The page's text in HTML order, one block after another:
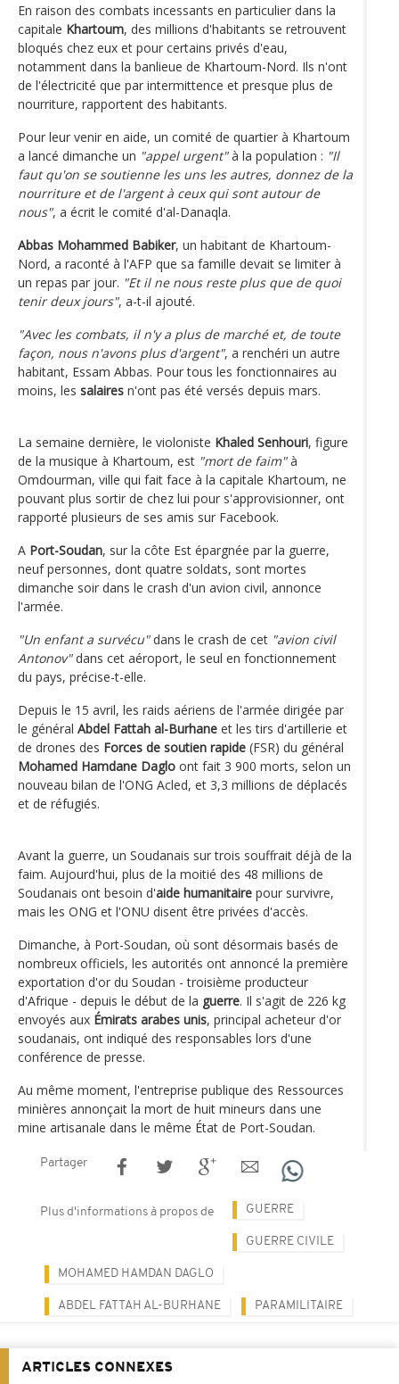
En raison des combats incessants en particulier dans la
capitale Khartoum, des millions d'habitants se retrouvent
bloqués chez eux et pour certains privés d'eau,
notamment dans la banlieue de Khartoum-Nord. Ils n'ont
de l'électricité que par intermittence et presque plus de
nourriture, rapportent des habitants.
Pour leur venir en aide, un comité de quartier à Khartoum
a lancé dimanche un "appel urgent"à la population : "Il
faut qu'on se soutienne les uns les autres, donnez de la
nourriture et de l'argent à ceux qui sont autour de
nous", a écrit le comité d'al-Danaqla.
Abbas Mohammed Babiker, un habitant de Khartoum-
Nord, a raconté à l'AFP que sa famille devait se limiter à
un repas par jour. "Et il ne nous reste plus que de quoi
tenir deux jours", a-t-il ajouté.
"Avec les combats, il n'y a plus de marché et, de toute
façon, nous n'avons plus d'argent", a renchéri un autre
habitant, Essam Abbas. Pour tous les fonctionnaires au
moins, les salaires n'ont pas été versés depuis mars.
La semaine dernière, le violoniste Khaled Senhouri, figure
de la musique à Khartoum, est "mort de faim"à
Omdourman, ville qui fait face à la capitale Khartoum, ne
pouvant plus sortir de chez lui pour s'approvisionner, ont
rapporté plusieurs de ses amis sur Facebook.
A Port-Soudan, sur la côte Est épargnée par la guerre,
neuf personnes, dont quatre soldats, sont mortes
dimanche soir dans le crash d'un avion civil, annonce
l'armée.
"Un enfant a survécu"dans le crash de cet "avion civil
Antonov"dans cet aéroport, le seul en fonctionnement
du pays, précise-t-elle.
Depuis le 15 avril, les raids aériens de l'armée dirigée par
le général Abdel Fattah al-Burhane et les tirs d'artillerie et
de drones des Forces de soutien rapide (FSR) du général
Mohamed Hamdane Daglo ont fait 3 900 morts, selon un
nouveau bilan de l'ONG Acled, et 3,3 millions de déplacés
et de réfugiés.
Avant la guerre, un Soudanais sur trois souffrait déjà de la
faim. Aujourd'hui, plus de la moitié des 48 millions de
Soudanais ont besoin d'aide humanitaire pour survivre,
mais les ONG et l'ONU disent être privées d'accès.
Dimanche, à Port-Soudan, où sont désormais basés de
nombreux officiels, les autorités ont annoncé la première
exportation d'or du Soudan - troisième producteur
d'Afrique - depuis le début de la guerre. Il s'agit de 226 kg
envoyés aux Émirats arabes unis, principal acheteur d'or
soudanais, ont indiqué des responsables lors d'une
conférence de presse.
Au même moment, l'entreprise publique des Ressources
minières annonçait la mort de huit mineurs dans une
mine artisanale dans le même État de Port-Soudan.
Partager
Plus d'informations à propos de GUERRE
GUERRE CIVILE
MOHAMED HAMDAN DAGLO
ABDEL FATTAH AL-BURHANE PARAMILITAIRE
ARTICLES CONNEXES